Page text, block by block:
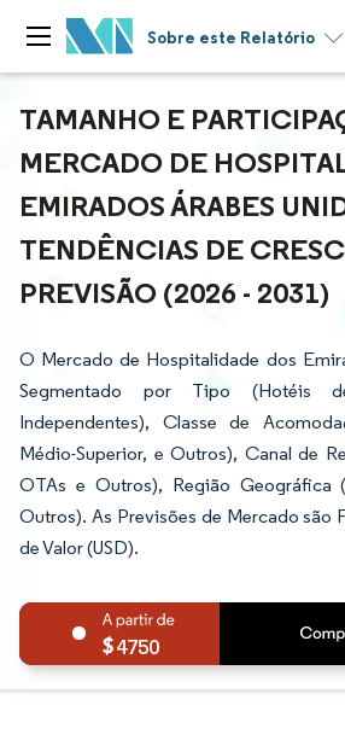
Sobre este Relatório
TAMANHO E
MERCADO DE
EMIRADOS ÁRABES
TENDÊNCIAS DE
PREVISÃO (2026 - 2031)
O Mercado de Hospitalidade dos
Segmentado por Tipo (Hotéis
Independentes), Classe de
Médio-Superior, e Outros), Canal de
OTAs e Outros), Região Geográfica
Outros). As Previsões de Mercado são
de Valor (USD).
4750